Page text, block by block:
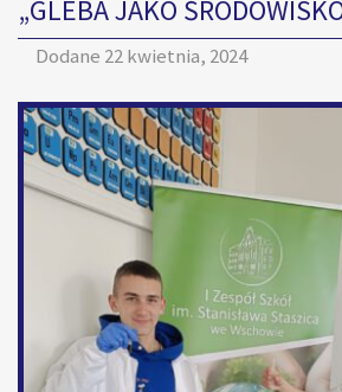
„GLEBA JAKO
Dodane 22 kwietnia, 2024